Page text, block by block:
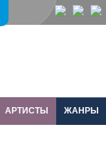
АРТИСТЫ ЖАНРЫ